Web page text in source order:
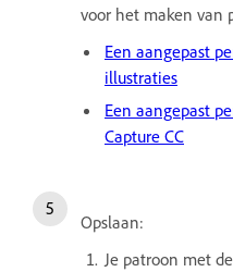
voor het maken van
Een aangepast
illustraties
Een aangepast
Capture CC
Opslaan:
Je patroon met